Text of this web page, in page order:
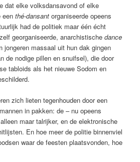
dat elke volksdansavond of elke
eenthé-dansant organiseerde opeens
had de politiek maar één écht
georganiseerde, anarchistische dance
jongeren massaal uit hun dak gingen
de nodige pillen en snuifsel), die door
tabloids als het nieuwe Sodom en
zich lieten tegenhouden door een
in pakken: de – nu opeens
maar talrijker, en de elektronische
En hoe meer de politie binnenviel
waar de feesten plaatsvonden, hoe